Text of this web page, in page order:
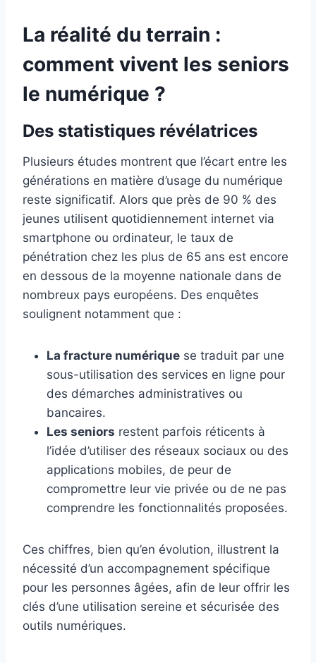
La réalité du terrain :
comment vivent les seniors
le numérique ?
Des statistiques révélatrices
Plusieurs études montrent que l’écart entre les
générations en matière d’usage du numérique
reste significatif. Alors que près de 90 % des
jeunes utilisent quotidiennement internet via
smartphone ou ordinateur, le taux de
pénétration chez les plus de 65 ans est encore
en dessous de la moyenne nationale dans de
nombreux pays européens. Des enquêtes
soulignent notamment que :
La fracture numérique se traduit par une
sous-utilisation des services en ligne pour
des démarches administratives ou
bancaires.
Les seniors restent parfois réticents à
l’idée d’utiliser des réseaux sociaux ou des
applications mobiles, de peur de
compromettre leur vie privée ou de ne pas
comprendre les fonctionnalités proposées.
Ces chiffres, bien qu’en évolution, illustrent la
nécessité d’un accompagnement spécifique
pour les personnes âgées, afin de leur offrir les
clés d’une utilisation sereine et sécurisée des
outils numériques.